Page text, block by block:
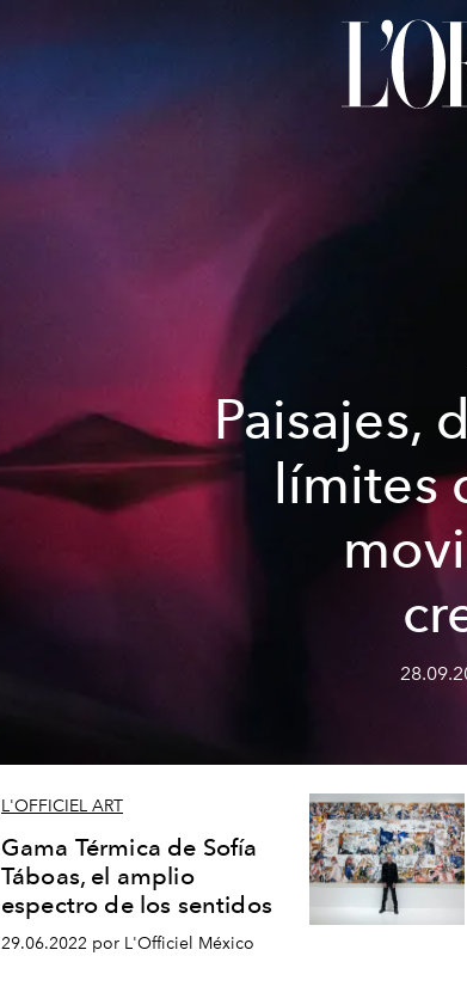
Paisajes,
límites
L'OFFICIEL ART
Gama Térmica de Sofía
Táboas, el amplio
espectro de los sentidos
29.06.2022 por L'Officiel México